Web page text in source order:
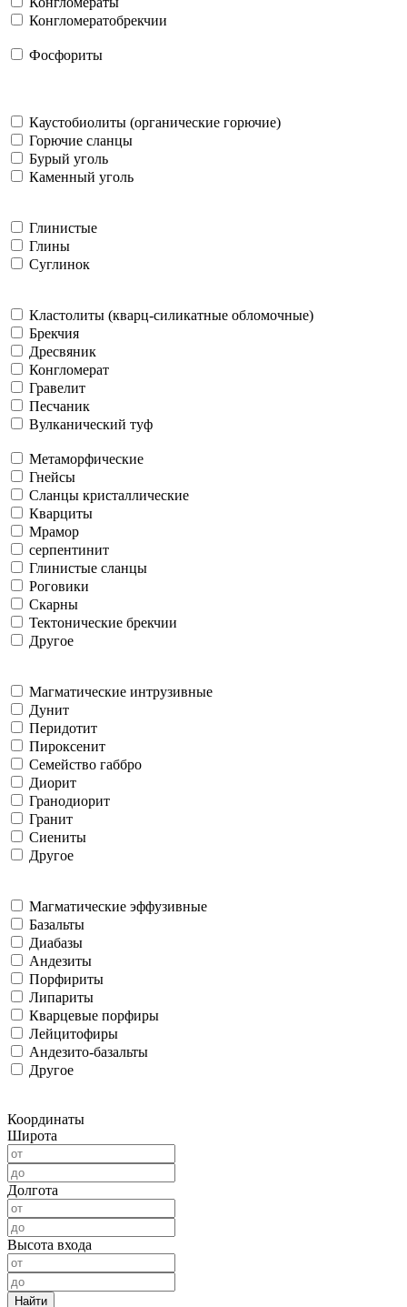
Конгломератобрекчии
Фосфориты
Каустобиолиты (органические горючие)
Горючие сланцы
Бурый уголь
Каменный уголь
Глинистые
Глины
Суглинок
Кластолиты (кварц-силикатные обломочные)
Брекчия
Дресвяник
Конгломерат
Гравелит
Песчаник
Вулканический туф
Метаморфические
Гнейсы
Сланцы кристаллические
Кварциты
Мрамор
серпентинит
Глинистые сланцы
Роговики
Скарны
Тектонические брекчии
Другое
Магматические интрузивные
Дунит
Перидотит
Пироксенит
Семейство габбро
Диорит
Гранодиорит
Гранит
Сиениты
Другое
Магматические эффузивные
Базальты
Диабазы
Андезиты
Порфириты
Липариты
Кварцевые порфиры
Лейцитофиры
Андезито-базальты
Другое
Координаты
Широта
Долгота
Высота входа